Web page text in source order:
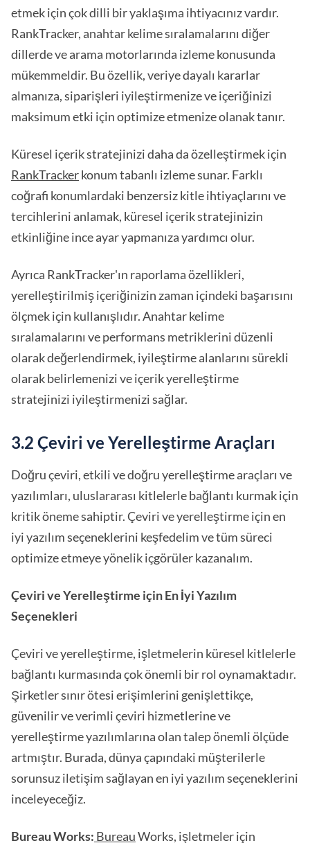
etmek için çok dilli bir yaklaşıma ihtiyacınız vardır.
RankTracker, anahtar kelime sıralamalarını diğer
dillerde ve arama motorlarında izleme konusunda
mükemmeldir. Bu özellik, veriye dayalı kararlar
almanıza, siparişleri iyileştirmenize ve içeriğinizi
maksimum etki için optimize etmenize olanak tanır.
Küresel içerik stratejinizi daha da özelleştirmek için
RankTrackerkonum tabanlı izleme sunar. Farklı
coğrafi konumlardaki benzersiz kitle ihtiyaçlarını ve
tercihlerini anlamak, küresel içerik stratejinizin
etkinliğine ince ayar yapmanıza yardımcı olur.
Ayrıca RankTracker'ın raporlama özellikleri,
yerelleştirilmiş içeriğinizin zaman içindeki başarısını
ölçmek için kullanışlıdır. Anahtar kelime
sıralamalarını ve performans metriklerini düzenli
olarak değerlendirmek, iyileştirme alanlarını sürekli
olarak belirlemenizi ve içerik yerelleştirme
stratejinizi iyileştirmenizi sağlar.
3.2 Çeviri ve Yerelleştirme Araçları
Doğru çeviri, etkili ve doğru yerelleştirme araçları ve
yazılımları, uluslararası kitlelerle bağlantı kurmak için
kritik öneme sahiptir. Çeviri ve yerelleştirme için en
iyi yazılım seçeneklerini keşfedelim ve tüm süreci
optimize etmeye yönelik içgörüler kazanalım.
Çeviri ve Yerelleştirme için En İyi Yazılım
Seçenekleri
Çeviri ve yerelleştirme, işletmelerin küresel kitlelerle
bağlantı kurmasında çok önemli bir rol oynamaktadır.
Şirketler sınır ötesi erişimlerini genişlettikçe,
güvenilir ve verimli çeviri hizmetlerine ve
yerelleştirme yazılımlarına olan talep önemli ölçüde
artmıştır. Burada, dünya çapındaki müşterilerle
sorunsuz iletişim sağlayan en iyi yazılım seçeneklerini
inceleyeceğiz.
Bureau Works: BureauWorks, işletmeler için